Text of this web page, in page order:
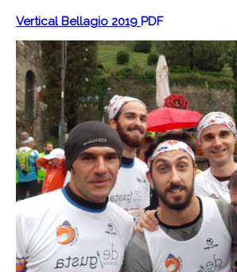
Vertical Bellagio 2019 PDF